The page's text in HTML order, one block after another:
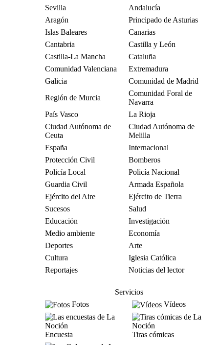
Sevilla
Andalucía
Aragón
Principado de Asturias
Islas Baleares
Canarias
Cantabria
Castilla y León
Castilla-La Mancha
Cataluña
Comunidad Valenciana
Extremadura
Galicia
Comunidad de Madrid
Región de Murcia
Comunidad Foral de
Navarra
País Vasco
La Rioja
Ciudad Autónoma de
Ceuta
Ciudad Autónoma de
Melilla
España
Internacional
Protección Civil
Bomberos
Policía Local
Policía Nacional
Guardia Civil
Armada Española
Ejército del Aire
Ejército de Tierra
Sucesos
Salud
Educación
Investigación
Medio ambiente
Economía
Deportes
Arte
Cultura
Iglesia Católica
Reportajes
Noticias del lector
Servicios
Fotos
Vídeos
Encuesta Tiras cómicas